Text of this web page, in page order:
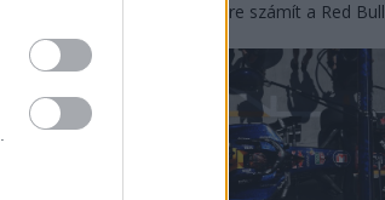
Lassuló fejlesztési ütemre számít a Red Bull